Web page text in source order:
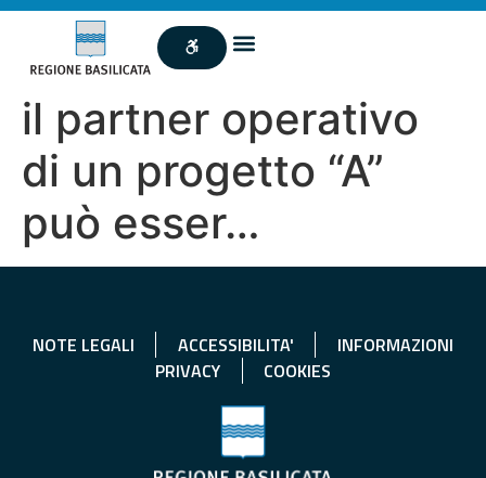
il partner operativo
di un progetto “A”
può esser…
NOTE LEGALI ACCESSIBILITA'
INFORMAZIONI
PRIVACY
COOKIES